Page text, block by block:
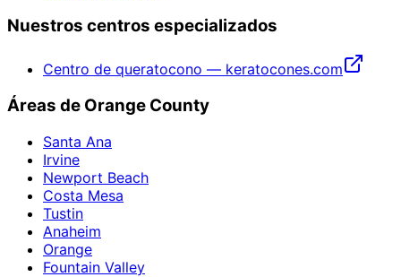
Nuestros centros especializados
Centro de queratocono — keratocones.com
Áreas de Orange County
Santa Ana
Irvine
Newport Beach
Costa Mesa
Tustin
Anaheim
Orange
Fountain Valley